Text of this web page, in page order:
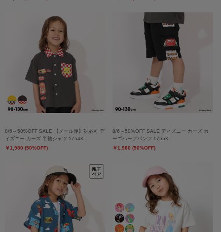
8/6～50%OFF SALE 【メール便】対応可 デ
ィズニー カーズ 半袖シャツ 1754K
￥1,980 (50%OFF)
8/6～50%OFF SALE ディズニー カーズ カ
ーゴハーフパンツ 1755K
￥1,980 (50%OFF)